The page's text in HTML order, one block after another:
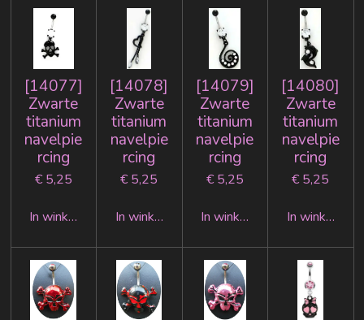
[14077]
Zwarte
titanium
navelpie
rcing
€ 5,25
In winkelwagen
[14078]
Zwarte
titanium
navelpie
rcing
€ 5,25
In winkelwagen
[14079]
Zwarte
titanium
navelpie
rcing
€ 5,25
In winkelwagen
[14080]
Zwarte
titanium
navelpie
rcing
€ 5,25
In